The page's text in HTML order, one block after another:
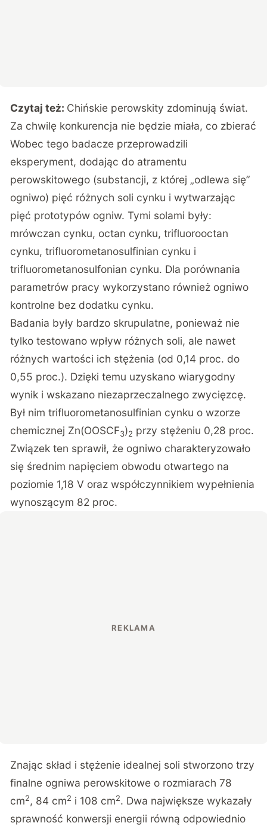
Czytaj też: Chińskie perowskity zdominują świat.
Za chwilę konkurencja nie będzie miała, co zbierać
Wobec tego badacze przeprowadzili
eksperyment, dodając do atramentu
perowskitowego (substancji, z której „odlewa się”
ogniwo) pięć różnych soli cynku i wytwarzając
pięć prototypów ogniw. Tymi solami były:
mrówczan cynku, octan cynku, trifluorooctan
cynku, trifluorometanosulfinian cynku i
trifluorometanosulfonian cynku. Dla porównania
parametrów pracy wykorzystano również ogniwo
kontrolne bez dodatku cynku.
Badania były bardzo skrupulatne, ponieważ nie
tylko testowano wpływ różnych soli, ale nawet
różnych wartości ich stężenia (od 0,14 proc. do
0,55 proc.). Dzięki temu uzyskano wiarygodny
wynik i wskazano niezaprzeczalnego zwycięzcę.
Był nim trifluorometanosulfinian cynku o wzorze
chemicznej Zn(OOSCF3)2 przy stężeniu 0,28 proc.
Związek ten sprawił, że ogniwo charakteryzowało
się średnim napięciem obwodu otwartego na
poziomie 1,18 V oraz współczynnikiem wypełnienia
wynoszącym 82 proc.
Znając skład i stężenie idealnej soli stworzono trzy
finalne ogniwa perowskitowe o rozmiarach 78
cm2, 84 cm2 i 108 cm2. Dwa największe wykazały
sprawność konwersji energii równą odpowiednio